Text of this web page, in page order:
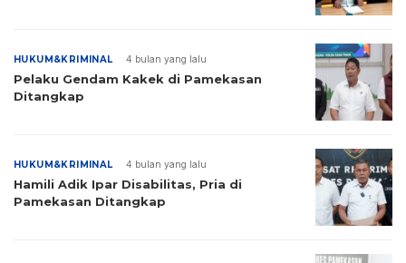
HUKUM&KRIMINAL 4 bulan yang lalu
Pelaku Gendam Kakek di Pamekasan
Ditangkap
HUKUM&KRIMINAL 4 bulan yang lalu
Hamili Adik Ipar Disabilitas, Pria di
Pamekasan Ditangkap